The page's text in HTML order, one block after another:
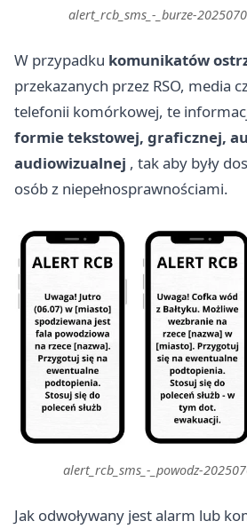
alert_rcb_sms_-_burze-
W przypadku komunikatów
przekazanych przez RSO, media
telefonii komórkowej, te
formie tekstowej, graficznej,
audiowizualnej , tak aby były
osób z niepełnosprawnościami.
alert_rcb_sms_-_powodz-
Jak odwoływany jest alarm lub